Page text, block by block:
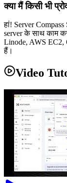
क्या मैं किसी भी
हां! Server Compass
server के साथ काम
Linode, AWS EC2,
हैं।
Video